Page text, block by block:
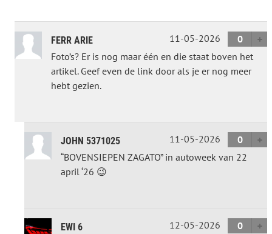
FERR ARIE 11-05-2026
0
Foto’s? Er is nog maar één en die staat boven het
artikel. Geef even de link door als je er nog meer
hebt gezien.
JOHN 5371025 11-05-2026
0
“BOVENSIEPEN ZAGATO” in autoweek van 22
april ‘26 😉
EWI 6 12-05-2026
0